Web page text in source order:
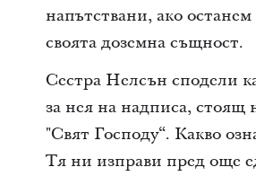
напътствани, ако
своята доземна същност.
Сестра Нелсън сподели
за нея на надписа, стоящ
"Свят Господу“. Какво
Тя ни изправи пред още